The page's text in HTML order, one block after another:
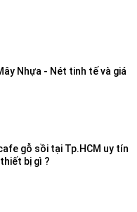
Nhựa - Nét tinh tế và giá
gỗ sồi tại Tp.HCM uy tín
bị gì ?